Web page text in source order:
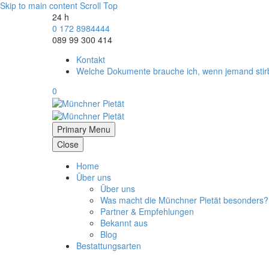
Skip to main content Scroll Top
24 h
0 172 8984444
089 99 300 414
Kontakt
Welche Dokumente brauche ich, wenn jemand
0
Primary Menu
Close
Home
Über uns
Über uns
Was macht die Münchner Pietät besonders?
Partner & Empfehlungen
Bekannt aus
Blog
Bestattungsarten